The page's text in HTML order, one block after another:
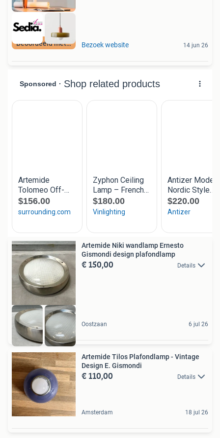
Beoordeeld met 9+ Bezoek website 14 jun 26
Artemide Niki wandlamp Ernesto
Gismondi design plafondlamp
€ 150,00 Details
Oostzaan 6 jul 26
Artemide Tilos Plafondlamp - Vintage
Design E. Gismondi
€ 110,00 Details
Amsterdam 18 jul 26